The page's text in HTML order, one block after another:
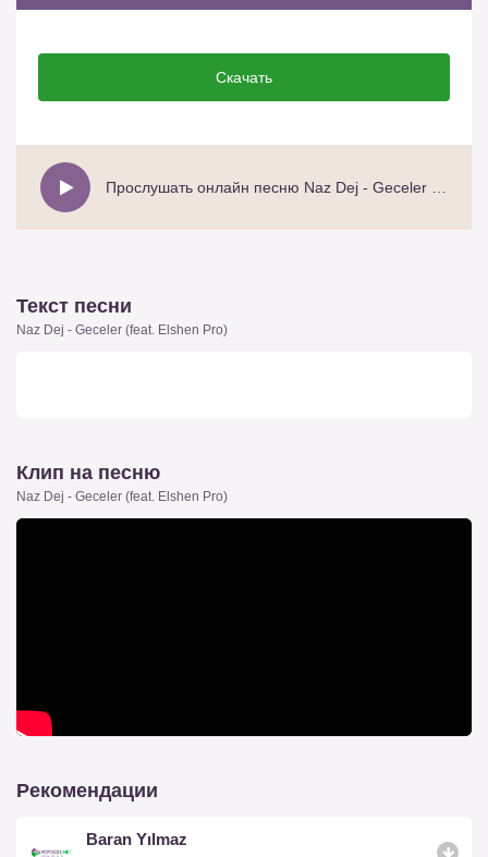
Скачать
Текст песни
Naz Dej - Geceler (feat. Elshen Pro)
Клип на песню
Naz Dej - Geceler (feat. Elshen Pro)
Рекомендации
Baran Yılmaz